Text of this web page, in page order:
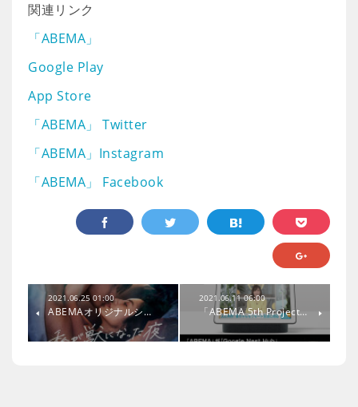
関連リンク
「ABEMA」
Google Play
App Store
「ABEMA」 Twitter
「ABEMA」Instagram
「ABEMA」 Facebook
2021.06.25 01:00
ABEMAオリジナルシ…
2021.06.11 06:00
「ABEMA 5th Project…